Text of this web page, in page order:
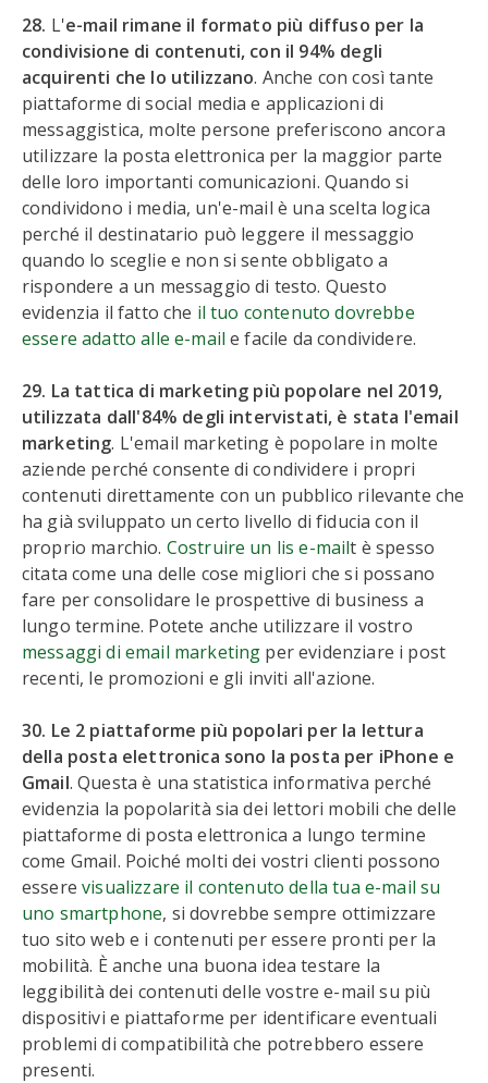
28. L'e-mail rimane il formato più diffuso per la
condivisione di contenuti, con il 94% degli
acquirenti che lo utilizzano. Anche con così tante
piattaforme di social media e applicazioni di
messaggistica, molte persone preferiscono ancora
utilizzare la posta elettronica per la maggior parte
delle loro importanti comunicazioni. Quando si
condividono i media, un'e-mail è una scelta logica
perché il destinatario può leggere il messaggio
quando lo sceglie e non si sente obbligato a
rispondere a un messaggio di testo. Questo
evidenzia il fatto che il tuo contenuto dovrebbe
essere adatto alle e-mail e facile da condividere.
29. La tattica di marketing più popolare nel 2019,
utilizzata dall'84% degli intervistati, è stata l'email
marketing. L'email marketing è popolare in molte
aziende perché consente di condividere i propri
contenuti direttamente con un pubblico rilevante che
ha già sviluppato un certo livello di fiducia con il
proprio marchio. Costruire un lis e-mailt è spesso
citata come una delle cose migliori che si possano
fare per consolidare le prospettive di business a
lungo termine. Potete anche utilizzare il vostro
messaggi di email marketing per evidenziare i post
recenti, le promozioni e gli inviti all'azione.
30. Le 2 piattaforme più popolari per la lettura
della posta elettronica sono la posta per iPhone e
Gmail. Questa è una statistica informativa perché
evidenzia la popolarità sia dei lettori mobili che delle
piattaforme di posta elettronica a lungo termine
come Gmail. Poiché molti dei vostri clienti possono
esserevisualizzare il contenuto della tua e-mail su
uno smartphone, si dovrebbe sempre ottimizzare
tuo sito web e i contenuti per essere pronti per la
mobilità. È anche una buona idea testare la
leggibilità dei contenuti delle vostre e-mail su più
dispositivi e piattaforme per identificare eventuali
problemi di compatibilità che potrebbero essere
presenti.